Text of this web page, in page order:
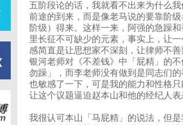
五阶段论的话，我就看不出来为什么
前途的到来，而是像老马说的要靠阶
阶级）得来。这样一来，阿强的急躁
里长征不可缺少的元素，事实上，让
感简直是让思想家不深刻，让律师不
银河老师对《不差钱》中「屁精」的
勿躁」，而李老师没有做到是同志们
也敏感了一下，可是我的能力和性格
让这个议题逼迫赵本山和他的经纪人表
我很认可本山「马屁精」的说法，但